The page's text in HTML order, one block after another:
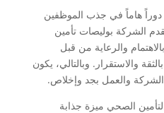
هاماً في جذب الموظفين
الشركة بوليصات تأمين
والرعاية من قبل
والاستقرار. وبالتالي، يكون
الشركة والعمل بجد وإخلاص.
الصحي ميزة جذابة